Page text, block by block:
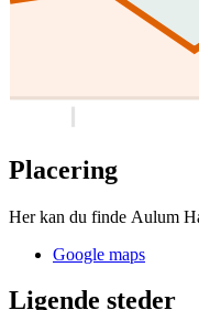
Placering
Her kan du finde Aulum
Google maps
Ligende steder